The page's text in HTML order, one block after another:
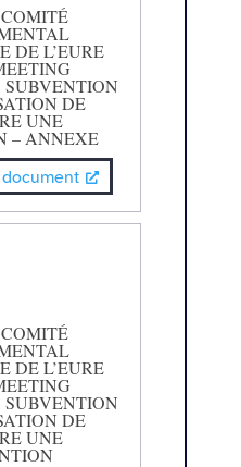
COMITÉ
DE L’EURE
SUBVENTION
DE
UNE
– ANNEXE
COMITÉ
DE L’EURE
SUBVENTION
DE
UNE